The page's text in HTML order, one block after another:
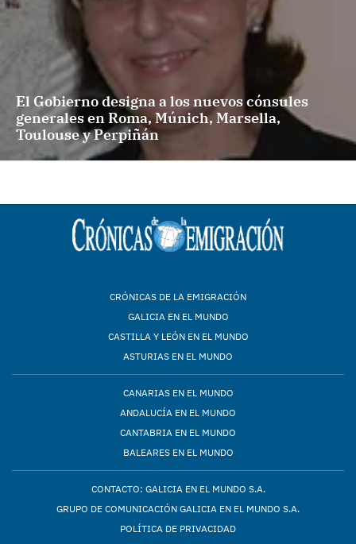
El Gobierno designa a los nuevos cónsules
generales en Roma, Múnich, Marsella,
Toulouse y Perpiñán
CRÓNICAS DE LA EMIGRACIÓN
GALICIA EN EL MUNDO
CASTILLA Y LEÓN EN EL MUNDO
ASTURIAS EN EL MUNDO
CANARIAS EN EL MUNDO
ANDALUCÍA EN EL MUNDO
CANTABRIA EN EL MUNDO
BALEARES EN EL MUNDO
CONTACTO: GALICIA EN EL MUNDO S.A.
GRUPO DE COMUNICACIÓN GALICIA EN EL MUNDO S.A.
POLÍTICA DE PRIVACIDAD